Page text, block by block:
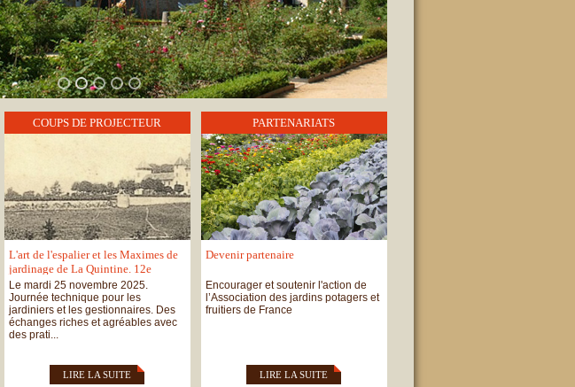
COUPS DE PROJECTEUR
L'art de l'espalier et les Maximes de
jardinage de La Quintine. 12e
journée technique des Potagers de
France
Le mardi 25 novembre 2025.
Journée technique pour les
jardiniers et les gestionnaires. Des
échanges riches et agréables avec
des prati...
LIRE LA SUITE
PARTENARIATS
Devenir partenaire
Encourager et soutenir l'action de
l’Association des jardins potagers et
fruitiers de France
LIRE LA SUITE